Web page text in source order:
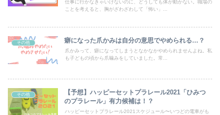
仕事に行かなきゃいけないのに、どうしても体が動かない。職場の
ことを考えると、胸がざわざわして「怖い」...
その他 癖になった爪かみは自分の意思でやめられる…？
爪かみって、癖になってしまうとなかなかやめられませんよね。私
も子どもの頃から爪噛みをしていました。常...
その他
【予想】ハッピーセットプラレール2021「ひみつ
のプラレール」有力候補は！？
ハッピーセットプラレール2021スケジュール〜いつどの電車がも